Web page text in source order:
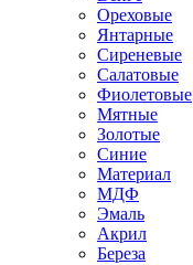
Ореховые
Янтарные
Сиреневые
Салатовые
Фиолетовые
Мятные
Золотые
Синие
Материал
МДФ
Эмаль
Акрил
Береза